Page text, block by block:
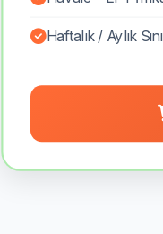
Haftalık / Aylık